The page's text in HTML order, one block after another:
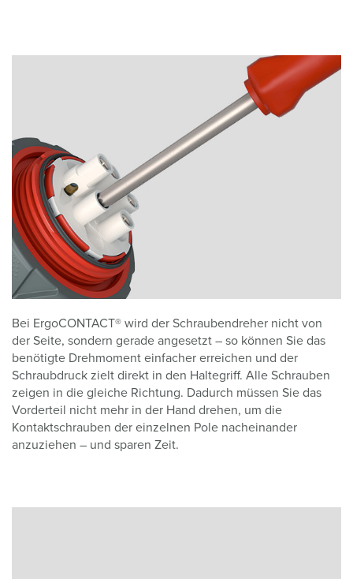
Bei ErgoCONTACT® wird der Schraubendreher nicht von
der Seite, sondern gerade angesetzt – so können Sie das
benötigte Drehmoment einfacher erreichen und der
Schraubdruck zielt direkt in den Haltegriff. Alle Schrauben
zeigen in die gleiche Richtung. Dadurch müssen Sie das
Vorderteil nicht mehr in der Hand drehen, um die
Kontaktschrauben der einzelnen Pole nacheinander
anzuziehen – und sparen Zeit.